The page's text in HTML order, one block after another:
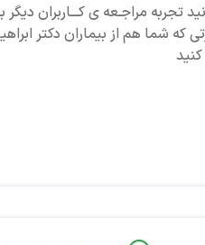
تجربه مراجـعه ی کـــاربران دیگر
که شما هم از بیماران دکتر